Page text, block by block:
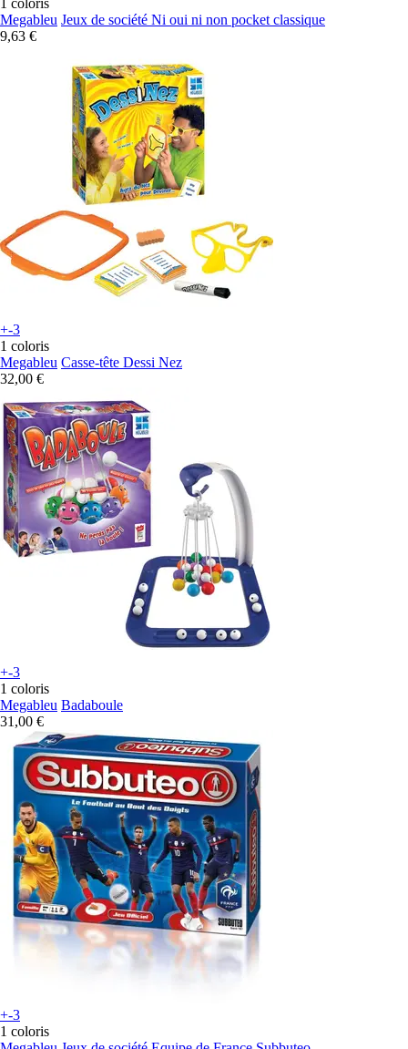
Megableu Jeux de société Ni oui ni non pocket classique
9,63 €
+-3
1 coloris
Megableu Casse-tête Dessi Nez
32,00 €
+-3
1 coloris
Megableu Badaboule
31,00 €
+-3
1 coloris